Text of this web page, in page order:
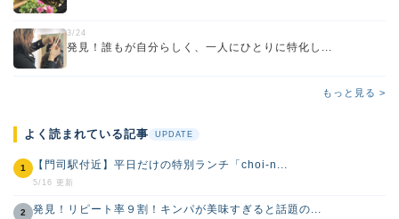
3/24
発見！誰もが自分らしく、一人にひとりに特化し...
もっと見る >
よく読まれている記事 UPDATE
1 【門司駅付近】平日だけの特別ランチ「choi-n...
5/16 更新
2 発見！リピート率９割！キンパが美味すぎると話題の...